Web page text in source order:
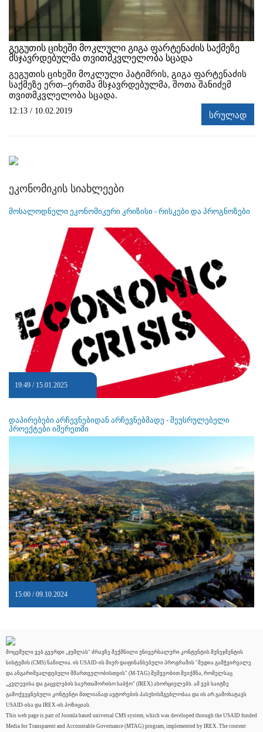
გეგუთის ციხეში მოკლული გიგა ფარტენაძის საქმეზე
მსჯავრდებულმა თვითმკვლელობა სცადა
გეგუთის ციხეში მოკლული პატიმრის, გიგა ფარტენაძის
საქმეზე ერთ–ერთმა მსჯავრდებულმა, შოთა შანიძემ
თვითმკვლელობა სცადა.
12:13 / 10.02.2019 სრულად
ეკონომიკის სიახლეები
მოსალოდნელი ეკონომიკური კრიზისი - რისკები და პროგნოზები
19:49 / 15.01.2025
დაპირებები არჩევნებიდან არჩევნებმადე - შეუსრულებელი
პროექტები იმერეთში
15:00 / 09.10.2024
მოცემული ვებ გვერდი „ჯუმლას" ძრავზე შექმნილი უნივერსალური კონტენტის მენეჯმენტის
სისტემის (CMS) ნაწილია. ის USAID-ის მიერ დაფინანსებული პროგრამის "მედია გამჭვირვალე
და ანგარიშვალდებული მმართველობისთვის" (M-TAG) მეშვეობით შეიქმნა, რომელსაც
„კვლევისა და გაცვლების საერთაშორისო საბჭო" (IREX) ახორციელებს. ამ ვებ საიტზე
გამოქვეყნებული კონტენტი მთლიანად ავტორების პასუხისმგებლობაა და ის არ გამოხატავს
USAID-ისა და IREX-ის პოზიციას.
This web page is part of Joomla based universal CMS system, which was developed through the USAID funded
Media for Transparent and Accountable Governance (MTAG) program, implemented by IREX. The content